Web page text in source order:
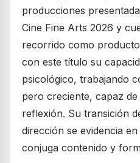
producciones
Cine Fine Arts 2026 y
recorrido como
con este título su
psicológico, trabajando
pero creciente, capaz
reflexión. Su transición
dirección se evidencia
conjuga contenido y